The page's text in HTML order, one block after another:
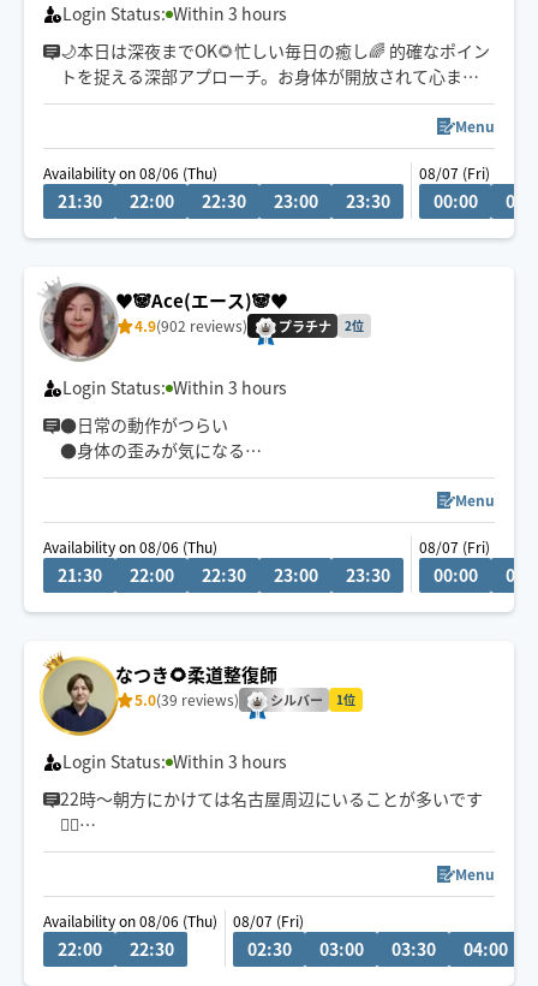
Login Status: Within 3 hours
🌙本日は深夜までOK🌻忙しい毎日の癒し🌈 的確なポイン
トを捉える深部アプローチ。お身体が開放されて心まで
ほぐれる心地よさを実感ください✨
👍揉まれ慣れてる方もリラクゼーション初めてな方にも
お試し頂きたいです♪
🧑‍🎓鍼灸指圧系専門学生です
日々、知識技術の勉強してます
◉火•木•日 19時〜24時
◉金土は19時〜深夜まで
Menu
Availability on 08/06 (Thu)
21:30 22:00 22:30 23:00 23:30
08/07 (Fri)
00:00
♥️🐼Ace(エース)🐼♥️
4.9(902 reviews) プラチナ 2位
Login Status: Within 3 hours
●日常の動作がつらい
●身体の歪みが気になる
●趣味や仕事のパフォーマンスを良くしたい
どんなお悩みにも真摯に向き合い身体の痛みや不調、お
客様の気になる所をその場しのぎではなく"根本"から対
応させて頂きます
慢性的な肩こり腰痛
足の浮腫み
末端冷え性
お客様の身体に合った施術でメニューをご提案させて頂
きます👏
小さなお子さまやペットが居るお宅も歓迎です🐶😺
Menu
Availability on 08/06 (Thu)
21:30 22:00 22:30 23:00 23:30
08/07 (Fri)
00:00
なつき🌻柔道整復師
5.0(39 reviews) シルバー 1位
Login Status: Within 3 hours
22時〜朝方にかけては名古屋周辺にいることが多いです
💆‍♂️
💬シフト外の日時やメニューのご相談はチャットにてお
問い合わせください。
調整可能な際は出来る限り対応させていただきます
Menu
Availability on 08/06 (Thu)
22:00 22:30
08/07 (Fri)
02:30 03:00 03:30 04:00